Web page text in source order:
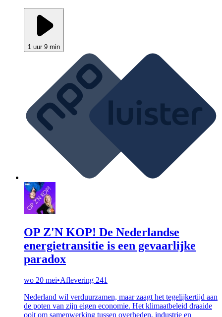
1 uur 9 min
OP Z'N KOP! De Nederlandse
energietransitie is een gevaarlijke
paradox
wo 20 mei•Aflevering 241
Nederland wil verduurzamen, maar zaagt het tegelijkertijd aan
de poten van zijn eigen economie. Het klimaatbeleid draaide
ooit om samenwerking tussen overheden, industrie en